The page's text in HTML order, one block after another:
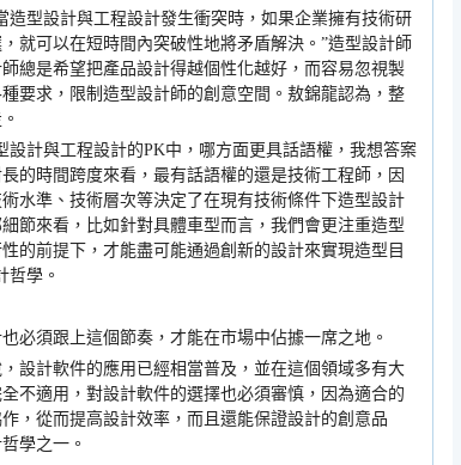
造型設計與工程設計發生衝突時，如果企業擁有技術研
就可以在短時間內突破性地將矛盾解決。 ”造型設計師
總是希望把產品設計得越個性化越好，而容易忽視製
要求，限制造型設計師的創意空間。敖錦龍認為，整
設計與工程設計的PK中，哪方面更具話語權，我想答案
的時間跨度來看，最有話語權的還是技術工程師，因
水準、技術層次等決定了在現有技術條件下造型設計
節來看，比如針對具體車型而言，我們會更注重造型
的前提下，才能盡可能通過創新的設計來實現造型目
哲學。
必須跟上這個節奏，才能在市場中佔據一席之地。
設計軟件的應用已經相當普及，並在這個領域多有大
不適用，對設計軟件的選擇也必須審慎，因為適合的
，從而提高設計效率，而且還能保證設計的創意品
學之一。